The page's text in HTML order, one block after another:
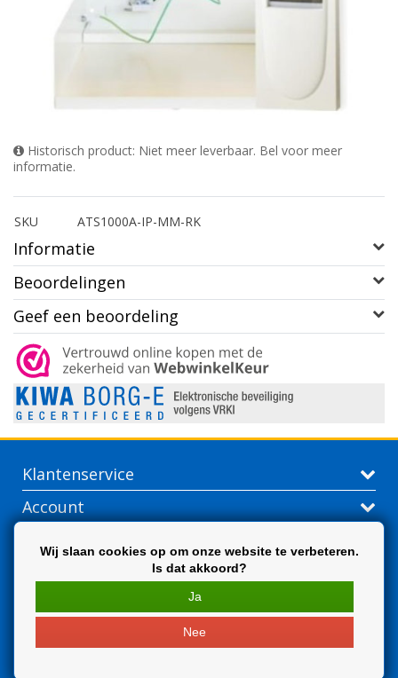
Historisch product: Niet meer leverbaar. Bel voor meer
informatie.
SKU ATS1000A-IP-MM-RK
Informatie
Beoordelingen
Geef een beoordeling
Klantenservice
Account
Wij slaan cookies op om onze website te verbeteren.
Is dat akkoord?
Ja
Nee